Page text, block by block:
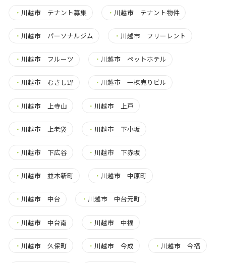
・ 川越市 テナント募集 ・ 川越市 テナント物件
・ 川越市 パーソナルジム ・ 川越市 フリーレント
・ 川越市 フルーツ ・ 川越市 ペットホテル
・ 川越市 むさし野 ・ 川越市 一棟売りビル
・ 川越市 上寺山 ・ 川越市 上戸
・ 川越市 上老袋 ・ 川越市 下小坂
・ 川越市 下広谷 ・ 川越市 下赤坂
・ 川越市 並木新町 ・ 川越市 中原町
・ 川越市 中台 ・ 川越市 中台元町
・ 川越市 中台南 ・ 川越市 中福
・ 川越市 久保町 ・ 川越市 今成 ・ 川越市 今福